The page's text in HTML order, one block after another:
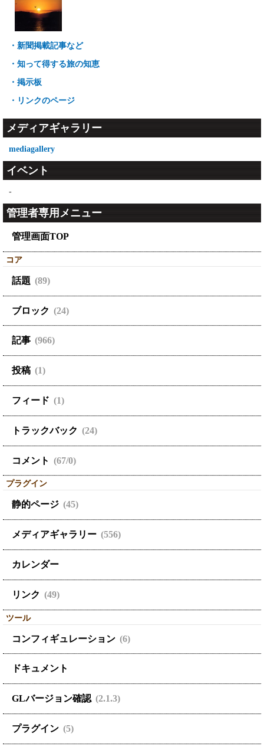
・新聞掲載記事など
・知って得する旅の知恵
・掲示板
・リンクのページ
メディアギャラリー
mediagallery
イベント
-
管理者専用メニュー
管理画面TOP
コア
話題 (89)
ブロック (24)
記事 (966)
投稿 (1)
フィード (1)
トラックバック (24)
コメント (67/0)
プラグイン
静的ページ (45)
メディアギャラリー (556)
カレンダー
リンク (49)
ツール
コンフィギュレーション (6)
ドキュメント
GLバージョン確認 (2.1.3)
プラグイン (5)